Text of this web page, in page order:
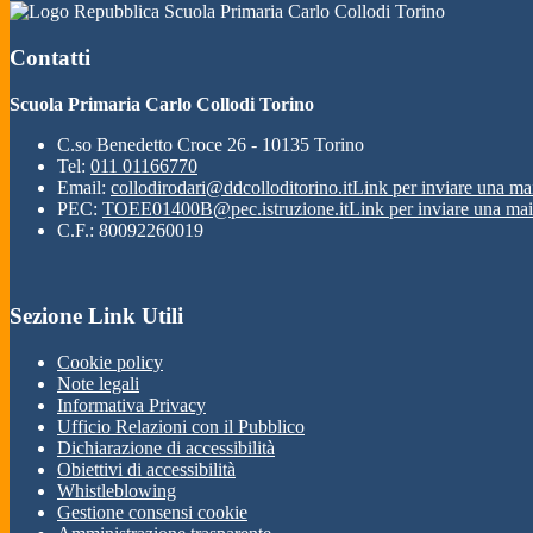
Scuola Primaria Carlo Collodi Torino
Contatti
Scuola Primaria Carlo Collodi Torino
C.so Benedetto Croce 26 - 10135 Torino
Tel: 011 01166770
Email: collodirodari@ddcolloditorino.itLink per inviare una
PEC: TOEE01400B@pec.istruzione.itLink per inviare una
C.F.: 80092260019
Sezione Link Utili
Cookie policy
Note legali
Informativa Privacy
Ufficio Relazioni con il Pubblico
Dichiarazione di accessibilità
Obiettivi di accessibilità
Whistleblowing
Gestione consensi cookie